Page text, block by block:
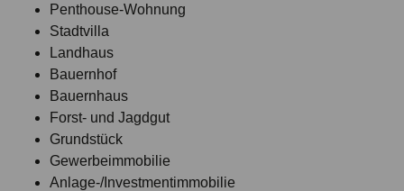
Penthouse-Wohnung
Stadtvilla
Landhaus
Bauernhof
Bauernhaus
Forst- und Jagdgut
Grundstück
Gewerbeimmobilie
Anlage-/Investmentimmobilie